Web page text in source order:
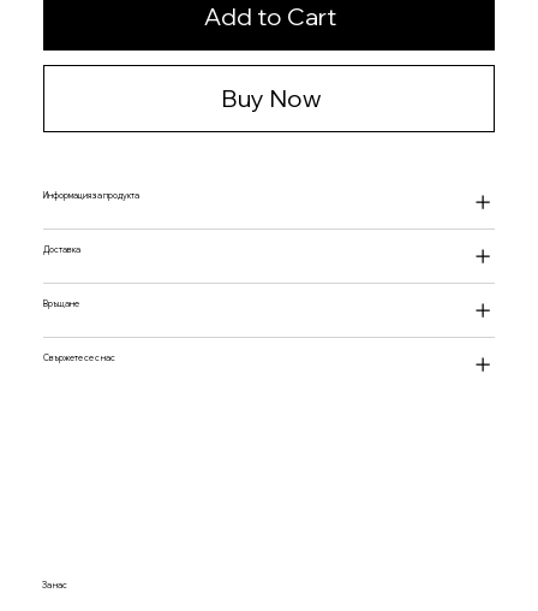
Add to Cart
Buy Now
Информация за продукта
Доставка
Връщане
Свържете се с нас
За нас